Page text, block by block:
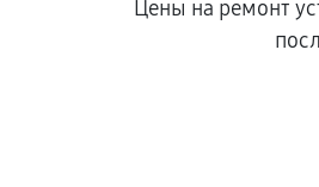
Цены на ремонт